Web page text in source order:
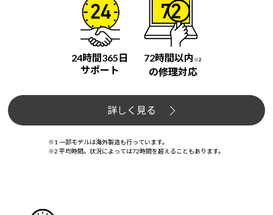
24時間365日
サポート
72時間以内 ※2
の修理対応
詳しく見る
※1 一部モデルは海外製造も行っています。
※2 平均時間。状況によっては72時間を超えることもあります。